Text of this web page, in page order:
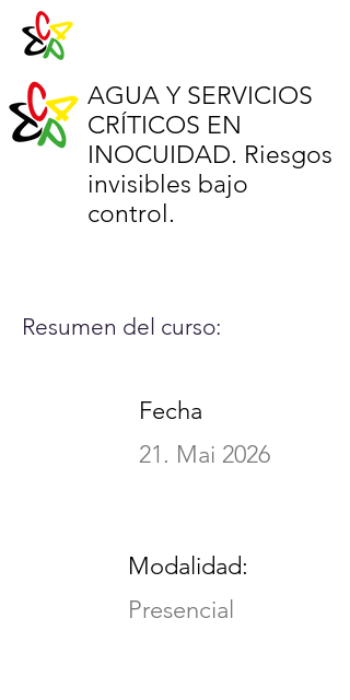
AGUA Y SERVICIOS
CRÍTICOS EN
INOCUIDAD. Riesgos
invisibles bajo
control.
Resumen del curso:
Fecha
21. Mai 2026
Modalidad:
Presencial